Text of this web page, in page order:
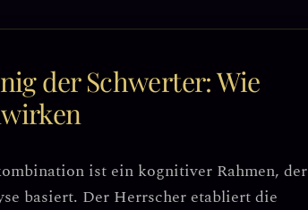
der Schwerter: Wie
ist ein kognitiver Rahmen, der
basiert. Der Herrscher etabliert die